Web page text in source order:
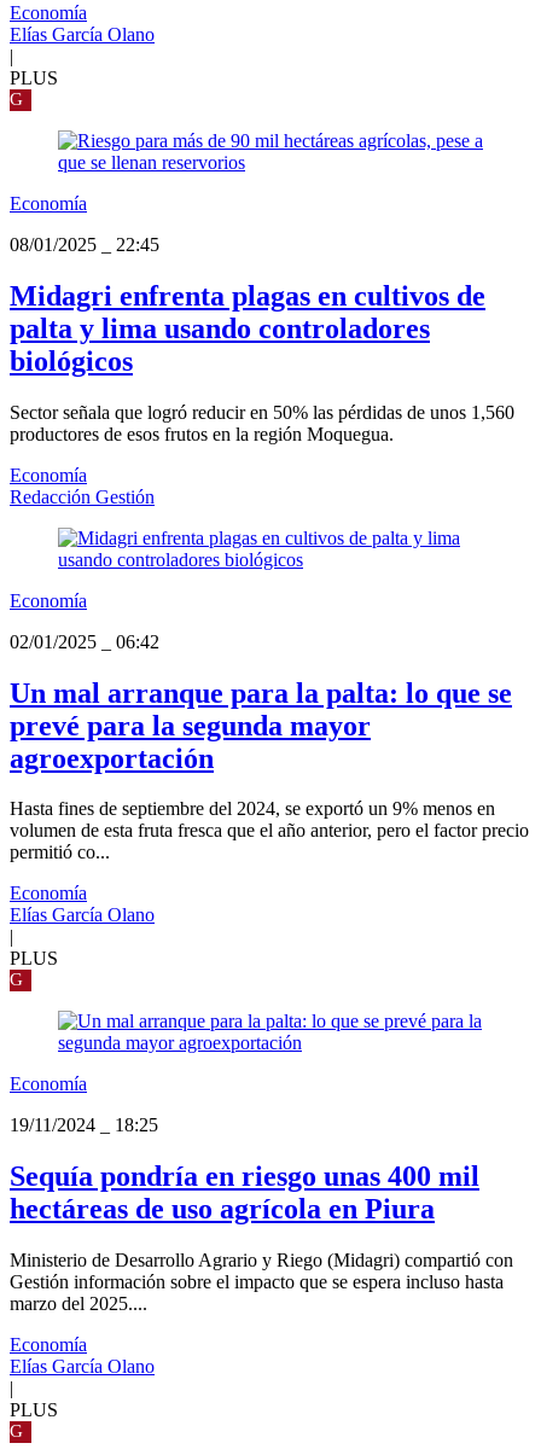
Economía
Elías García Olano
|
PLUS
G
Economía
08/01/2025
22:45
Midagri enfrenta plagas en cultivos de
palta y lima usando controladores
biológicos
Sector señala que logró reducir en 50% las pérdidas de unos 1,560
productores de esos frutos en la región Moquegua.
Economía
Redacción Gestión
Economía
02/01/2025
06:42
Un mal arranque para la palta: lo que se
prevé para la segunda mayor
agroexportación
Hasta fines de septiembre del 2024, se exportó un 9% menos en
volumen de esta fruta fresca que el año anterior, pero el factor precio
permitió co...
Economía
Elías García Olano
|
PLUS
G
Economía
19/11/2024
18:25
Sequía pondría en riesgo unas 400 mil
hectáreas de uso agrícola en Piura
Ministerio de Desarrollo Agrario y Riego (Midagri) compartió con
Gestión información sobre el impacto que se espera incluso hasta
marzo del 2025....
Economía
Elías García Olano
|
PLUS
G